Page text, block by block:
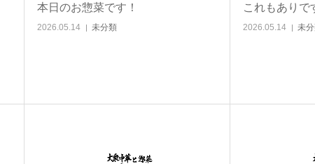
本日のお惣菜です！
2026.05.14 未分類
これもありで
2026.05.14 未